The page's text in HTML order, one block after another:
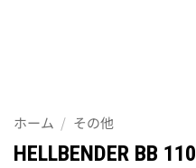
ホーム / その他
HELLBENDER BB 110